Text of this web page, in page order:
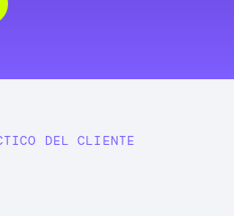
DEL CLIENTE